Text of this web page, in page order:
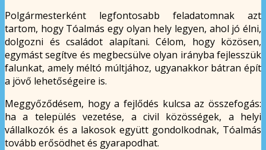
Polgármesterként legfontosabb feladatomnak azt
tartom, hogy Tóalmás egy olyan hely legyen, ahol jó élni,
dolgozni és családot alapítani. Célom, hogy közösen,
egymást segítve és megbecsülve olyan irányba fejlesszük
falunkat, amely méltó múltjához, ugyanakkor bátran épít
a jövő lehetőségeire is.
Meggyőződésem, hogy a fejlődés kulcsa az összefogás:
ha a település vezetése, a civil közösségek, a helyi
vállalkozók és a lakosok együtt gondolkodnak, Tóalmás
tovább erősödhet és gyarapodhat.